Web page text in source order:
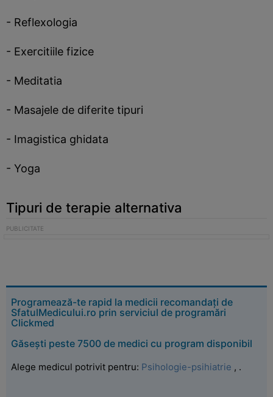
- Reflexologia
- Exercitiile fizice
- Meditatia
- Masajele de diferite tipuri
- Imagistica ghidata
- Yoga
Tipuri de terapie alternativa
Programează-te rapid la medicii recomandați de
SfatulMedicului.ro prin serviciul de programări
Clickmed
Găsești peste 7500 de medici cu program disponibil
Alege medicul potrivit pentru: Psihologie-psihiatrie , .